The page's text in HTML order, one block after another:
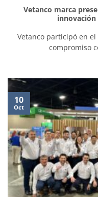
Vetanco marca
innovación
Vetanco participó en
compromiso
10
Oct